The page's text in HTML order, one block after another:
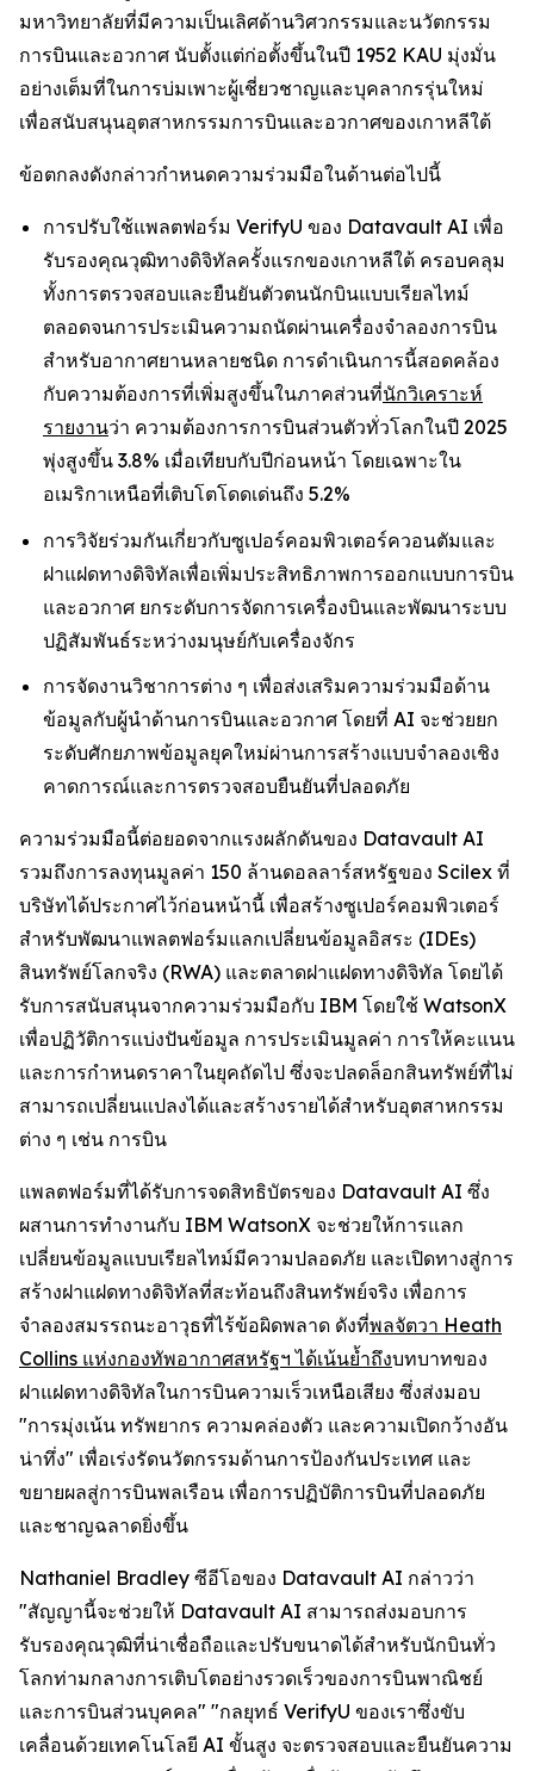
มหาวิทยาลัยที่มีความเป็นเลิศด้านวิศวกรรมและนวัตกรรม
การบินและอวกาศ นับตั้งแต่ก่อตั้งขึ้นในปี 1952 KAU มุ่งมั่น
อย่างเต็มที่ในการบ่มเพาะผู้เชี่ยวชาญและบุคลากรรุ่นใหม่
เพื่อสนับสนุนอุตสาหกรรมการบินและอวกาศของเกาหลีใต้
ข้อตกลงดังกล่าวกำหนดความร่วมมือในด้านต่อไปนี้
การปรับใช้แพลตฟอร์ม VerifyU ของ Datavault AI เพื่อ
รับรองคุณวุฒิทางดิจิทัลครั้งแรกของเกาหลีใต้ ครอบคลุม
ทั้งการตรวจสอบและยืนยันตัวตนนักบินแบบเรียลไทม์
ตลอดจนการประเมินความถนัดผ่านเครื่องจำลองการบิน
สำหรับอากาศยานหลายชนิด การดำเนินการนี้สอดคล้อง
กับความต้องการที่เพิ่มสูงขึ้นในภาคส่วนที่นักวิเคราะห์
รายงานว่า ความต้องการการบินส่วนตัวทั่วโลกในปี 2025
พุ่งสูงขึ้น 3.8% เมื่อเทียบกับปีก่อนหน้า โดยเฉพาะใน
อเมริกาเหนือที่เติบโตโดดเด่นถึง 5.2%
การวิจัยร่วมกันเกี่ยวกับซูเปอร์คอมพิวเตอร์ควอนตัมและ
ฝาแฝดทางดิจิทัลเพื่อเพิ่มประสิทธิภาพการออกแบบการบิน
และอวกาศ ยกระดับการจัดการเครื่องบินและพัฒนาระบบ
ปฏิสัมพันธ์ระหว่างมนุษย์กับเครื่องจักร
การจัดงานวิชาการต่าง ๆ เพื่อส่งเสริมความร่วมมือด้าน
ข้อมูลกับผู้นำด้านการบินและอวกาศ โดยที่ AI จะช่วยยก
ระดับศักยภาพข้อมูลยุคใหม่ผ่านการสร้างแบบจำลองเชิง
คาดการณ์และการตรวจสอบยืนยันที่ปลอดภัย
ความร่วมมือนี้ต่อยอดจากแรงผลักดันของ Datavault AI
รวมถึงการลงทุนมูลค่า 150 ล้านดอลลาร์สหรัฐของ Scilex ที่
บริษัทได้ประกาศไว้ก่อนหน้านี้ เพื่อสร้างซูเปอร์คอมพิวเตอร์
สำหรับพัฒนาแพลตฟอร์มแลกเปลี่ยนข้อมูลอิสระ (IDEs)
สินทรัพย์โลกจริง (RWA) และตลาดฝาแฝดทางดิจิทัล โดยได้
รับการสนับสนุนจากความร่วมมือกับ IBM โดยใช้ WatsonX
เพื่อปฏิวัติการแบ่งปันข้อมูล การประเมินมูลค่า การให้คะแนน
และการกำหนดราคาในยุคถัดไป ซึ่งจะปลดล็อกสินทรัพย์ที่ไม่
สามารถเปลี่ยนแปลงได้และสร้างรายได้สำหรับอุตสาหกรรม
ต่าง ๆ เช่น การบิน
แพลตฟอร์มที่ได้รับการจดสิทธิบัตรของ Datavault AI ซึ่ง
ผสานการทำงานกับ IBM WatsonX จะช่วยให้การแลก
เปลี่ยนข้อมูลแบบเรียลไทม์มีความปลอดภัย และเปิดทางสู่การ
สร้างฝาแฝดทางดิจิทัลที่สะท้อนถึงสินทรัพย์จริง เพื่อการ
จำลองสมรรถนะอาวุธที่ไร้ข้อผิดพลาด ดังที่พลจัตวา Heath
Collins แห่งกองทัพอากาศสหรัฐฯ ได้เน้นย้ำถึงบทบาทของ
ฝาแฝดทางดิจิทัลในการบินความเร็วเหนือเสียง ซึ่งส่งมอบ
"การมุ่งเน้น ทรัพยากร ความคล่องตัว และความเปิดกว้างอัน
น่าทึ่ง" เพื่อเร่งรัดนวัตกรรมด้านการป้องกันประเทศ และ
ขยายผลสู่การบินพลเรือน เพื่อการปฏิบัติการบินที่ปลอดภัย
และชาญฉลาดยิ่งขึ้น
Nathaniel Bradley ซีอีโอของ Datavault AI กล่าวว่า
"สัญญานี้จะช่วยให้ Datavault AI สามารถส่งมอบการ
รับรองคุณวุฒิที่น่าเชื่อถือและปรับขนาดได้สำหรับนักบินทั่ว
โลกท่ามกลางการเติบโตอย่างรวดเร็วของการบินพาณิชย์
และการบินส่วนบุคคล" "กลยุทธ์ VerifyU ของเราซึ่งขับ
เคลื่อนด้วยเทคโนโลยี AI ขั้นสูง จะตรวจสอบและยืนยันความ